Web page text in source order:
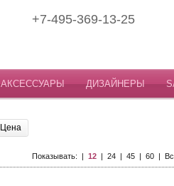
+7-495-369-13-25
АКСЕССУАРЫ ДИЗАЙНЕРЫ
Цена
Показывать: | 12 | 24 | 45 | 60 |